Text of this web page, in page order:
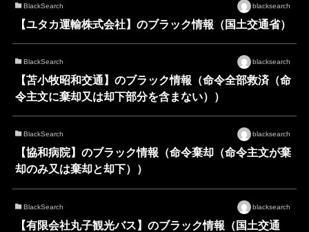
BlackSearch blacksearch
【ユタカ運輸株式会社】のブラック情報（国土交通省）
BlackSearch blacksearch
【苫小牧昭和交通】のブラック情報（命令全部救済（命
令主文に棄却又は却下部分を含まない））
BlackSearch blacksearch
【協和病院】のブラック情報（命令棄却（命令主文が棄
却のみ又は棄却と却下））
BlackSearch blacksearch
【有限会社丸子観光バス】のブラック情報（国土交通